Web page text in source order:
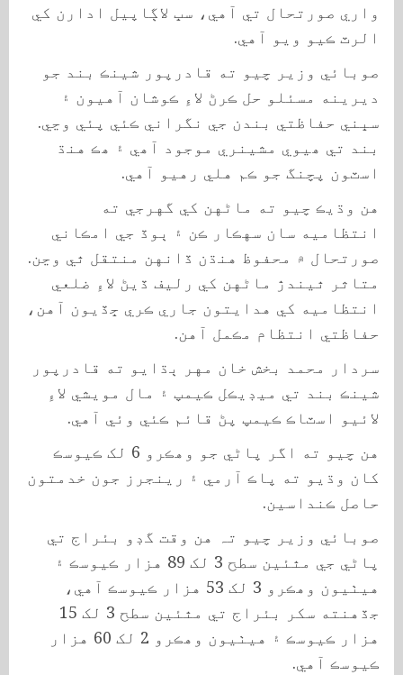
واري صورتحال تي آهي، سڀ لاڳاپيل ادارن کي
الرٽ ڪيو ويو آهي.
صوبائي وزير چيو ته قادرپور شينڪ بند جو
ديرينه مسئلو حل ڪرڻ لاءِ ڪوشان آهيون ۽
سڀني حفاظتي بندن جي نگراني ڪئي پئي وڃي.
بند تي ھيوي مشينري موجود آھي ۽ ھڪ هنڌ
اسٽون پچنگ جو ڪم هلي رهيو آهي.
هن وڌيڪ چيو ته ماڻهن کي گهرجي ته
انتظاميه سان سهڪار ڪن ۽ ٻوڏ جي امڪاني
صورتحال ۾ محفوظ هنڌن ڏانهن منتقل ٿي وڃن.
متاثر ٿيندڙ ماڻهن کي رليف ڏيڻ لاءِ ضلعي
انتظاميه کي هدايتون جاري ڪري ڇڏيون آهن،
حفاظتي انتظام مڪمل آهن.
سردار محمد بخش خان مهر ٻڌايو ته قادرپور
شينڪ بند تي ميڊيڪل ڪيمپ ۽ مال مويشي لاءِ
لائيو اسٽاڪ ڪيمپ پڻ قائم ڪئي وئي آهي.
هن چیو ته اگر پاڻي جو وهڪرو 6 لک ڪيوسڪ
کان وڌيو ته پاڪ آرمي ۽ رينجرز جون خدمتون
حاصل ڪنداسين.
صوبائي وزير چیو تہ هن وقت گڊو بئراج تي
پاڻي جي مٿئين سطح 3 لک 89 هزار ڪيوسڪ ۽
هيٺيون وهڪرو 3 لک 53 هزار ڪيوسڪ آهي،
جڏهن⁠ته سکر بئراج تي مٿئين سطح 3 لک 15
هزار ڪيوسڪ ۽ هيٺيون وهڪرو 2 لک 60 هزار
ڪيوسڪ آهي.